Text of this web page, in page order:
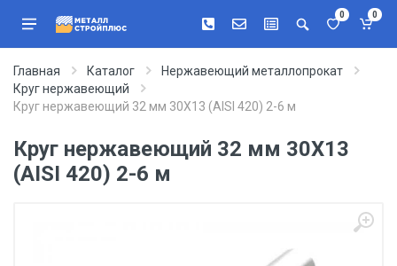
0 0
Главная Каталог
Нержавеющий металлопрокат
Круг нержавеющий
Круг нержавеющий 32 мм 30Х13 (AISI 420) 2-6 м
Круг нержавеющий 32 мм 30Х13
(AISI 420) 2-6 м